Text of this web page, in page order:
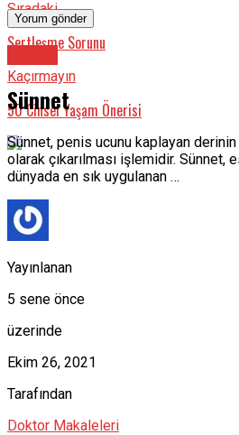
Sıradaki
Sertleşme Sorunu
Kaçırmayın
50 Cinsel Yaşam Önerisi
Sünnet
Sünnet, penis ucunu kaplayan
olarak çıkarılması işlemidir. Sünnet,
dünyada en sık uygulanan …
Yayınlanan
5 sene önce
üzerinde
Ekim 26, 2021
Tarafından
Doktor Makaleleri